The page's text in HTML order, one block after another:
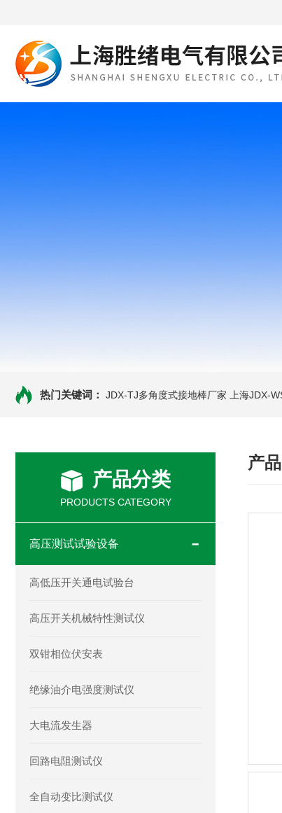
热门关键词： JDX-TJ多角度式接地棒厂家 上海JDX-
产品分类
PRODUCTS CATEGORY
高压测试试验设备
高低压开关通电试验台
高压开关机械特性测试仪
双钳相位伏安表
绝缘油介电强度测试仪
大电流发生器
回路电阻测试仪
全自动变比测试仪
产